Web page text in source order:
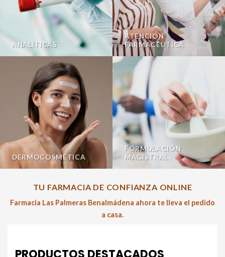
ANALÍTICAS
ATENCIÓN
FARMACÉUTICA
DERMOCOSMÉTICA
FORMULACIÓN
MAGISTRAL
TU FARMACIA DE CONFIANZA ONLINE
Farmacia Las Palmeras Benalmádena ahora te lleva el pedido
a casa.